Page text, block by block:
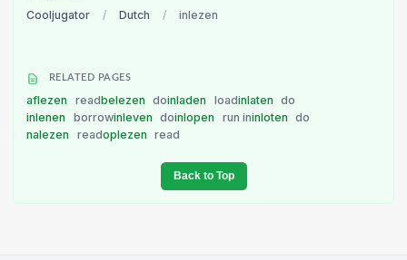
Cooljugator / Dutch / inlezen
RELATED PAGES
aflezen readbelezen doinladen loadinlaten
do
inlenen
borrowinleven doinlopen run ininloten
do
nalezen
readoplezen read
Back to Top